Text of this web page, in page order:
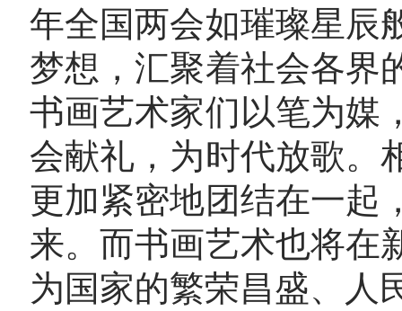
年全国两会如璀璨星辰
梦想，汇聚着社会各界
书画艺术家们以笔为媒
会献礼，为时代放歌。
更加紧密地团结在一起
来。而书画艺术也将在
为国家的繁荣昌盛、人